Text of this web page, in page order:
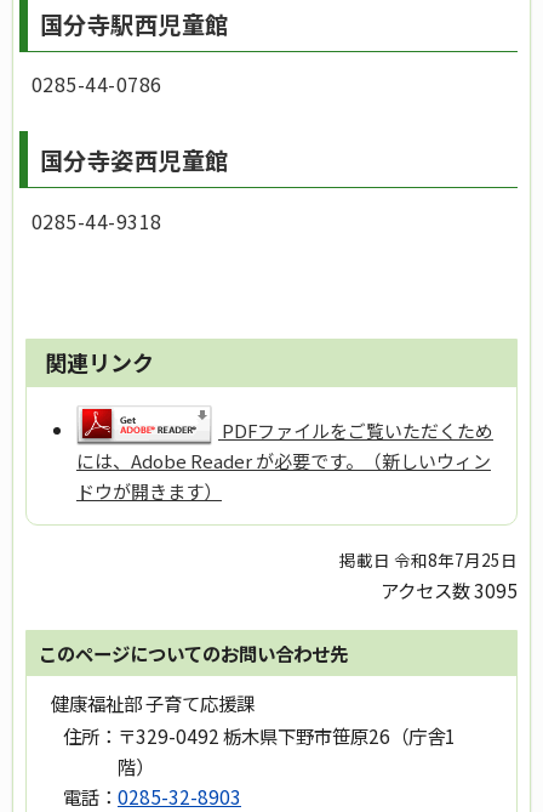
国分寺駅西児童館
0285-44-0786
国分寺姿西児童館
0285-44-9318
関連リンク
PDFファイルをご覧いただくため
には、Adobe Reader が必要です。（新しいウィン
ドウが開きます）
掲載日 令和8年7月25日
アクセス数3095
このページについてのお問い合わせ先
健康福祉部 子育て応援課
住所： 〒329-0492 栃木県下野市笹原26（庁舎1
階）
電話： 0285-32-8903